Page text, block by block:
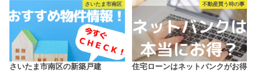
さいたま市南区
さいたま市南区の新築戸建
不動産買う時の事
住宅ローンはネットバンクがお得